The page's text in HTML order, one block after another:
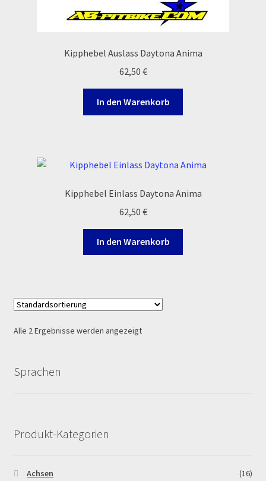
MALCOR PITCROSS / DIRTBIKE
Newsletter
Pitbike Junior
Kipphebel Auslass Daytona Anima
62,50 €
In den Warenkorb
Kipphebel Einlass Daytona Anima
62,50 €
In den Warenkorb
Alle 2 Ergebnisse werden angezeigt
Sprachen
Produkt-Kategorien
Achsen
(16)